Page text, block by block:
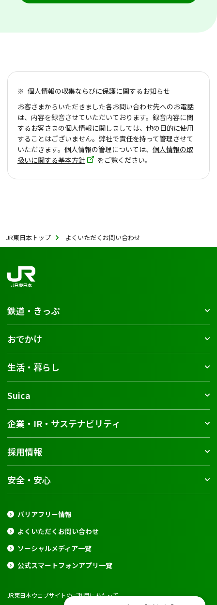
個人情報の収集ならびに保護に関するお知らせ
お客さまからいただきました各お問い合わせ先へのお電話
は、内容を録音させていただいております。録音内容に関
するお客さまの個人情報に関しましては、他の目的に使用
することはございません。弊社で責任を持って管理させて
いただきます。個人情報の管理については、 個人情報の取
扱いに関する基本方針
をご覧ください。
JR東日本トップ よくいただくお問い合わせ
鉄道・きっぷ
おでかけ
生活・暮らし
Suica
企業・IR・サステナビリティ
採用情報
安全・安心
バリアフリー情報
よくいただくお問い合わせ
ソーシャルメディア一覧
公式スマートフォンアプリ一覧
JR東日本ウェブサイトのご利用にあたって